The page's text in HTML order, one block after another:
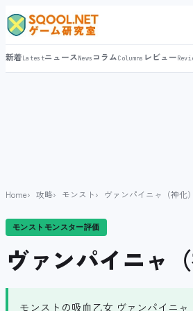
新着LatestニュースNews コラムColumns レビュー
Home 攻略 モンスト ヴァンパイニャ（神
モンストモンスター評価
ヴァンパイニャ
モンストの吸血乙女 ヴァンパイニ